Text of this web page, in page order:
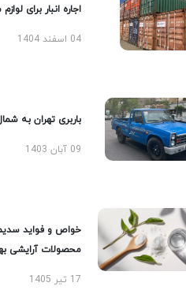
اجاره انبار برای
04 اسفند 1404
باربری تهران به
09 آبان 1403
خواص و فواید سدیم
محصولات آرایشی
17 تیر 1405